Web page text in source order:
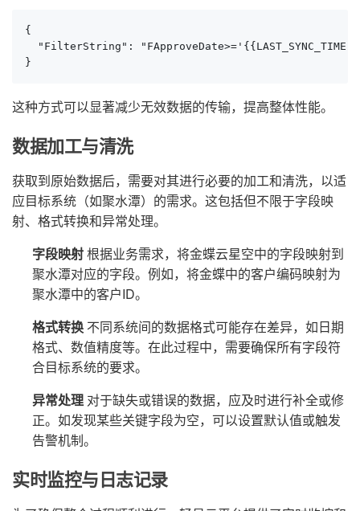
{
"FilterString":
}
这种方式可以显著减少无效数据的传输，提高整体性能。
数据加工与清洗
获取到原始数据后，需要对其进行必要的加工和清洗，以适
应目标系统（如聚水潭）的需求。这包括但不限于字段映
射、格式转换和异常处理。
字段映射根据业务需求，将金蝶云星空中的字段映射到
聚水潭对应的字段。例如，将金蝶中的客户编码映射为
聚水潭中的客户ID。
格式转换 不同系统间的数据格式可能存在差异，如日期
格式、数值精度等。在此过程中，需要确保所有字段符
合目标系统的要求。
异常处理 对于缺失或错误的数据，应及时进行补全或修
正。如发现某些关键字段为空，可以设置默认值或触发
告警机制。
实时监控与日志记录